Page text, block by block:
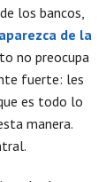
los bancos,
de la
no preocupa
fuerte: les
es todo lo
manera.